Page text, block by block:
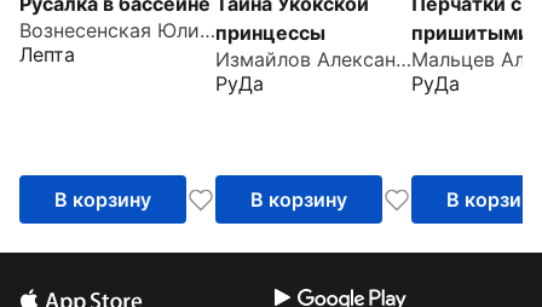
Вознесенская Юлия Николаевна
Лепта
В корзину
принцессы
Измайлов Александр
РуДа
В корзину
пришитыми
пальцами
РуДа
В корзину